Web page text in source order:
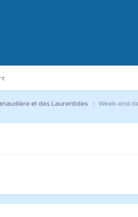
et des Laurentides Week-end